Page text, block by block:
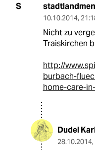
S
10.10.2014,
Nicht zu
Traiskirchen
http://
burbach-
home-care-
Dudel
28.10.2014,